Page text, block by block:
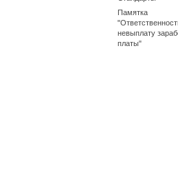
Памятка
невыплату
платы"